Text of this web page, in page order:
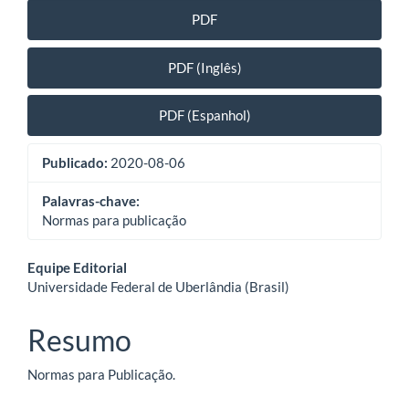
PDF
PDF (Inglês)
PDF (Espanhol)
Publicado: 2020-08-06
Palavras-chave:
Normas para publicação
Conteúdo
artigo
principal
Equipe Editorial
Universidade Federal de Uberlândia (Brasil)
Resumo
Normas para Publicação.